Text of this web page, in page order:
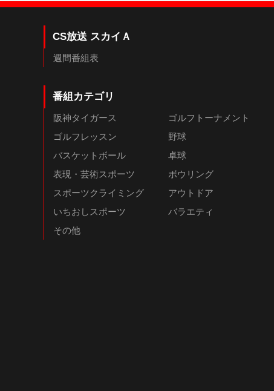
CS放送 スカイＡ
週間番組表
番組カテゴリ
阪神タイガース
ゴルフトーナメント
ゴルフレッスン
野球
バスケットボール
卓球
表現・芸術スポーツ
ボウリング
スポーツクライミング
アウトドア
いちおしスポーツ
バラエティ
その他